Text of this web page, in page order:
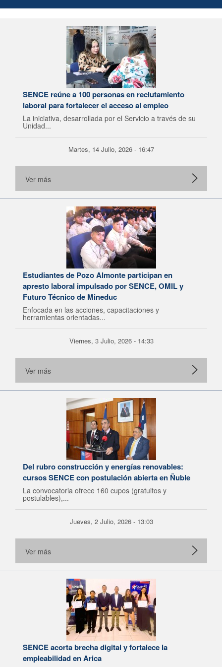
SENCE reúne a 100 personas en reclutamiento
laboral para fortalecer el acceso al empleo
La iniciativa, desarrollada por el Servicio a través de su
Unidad...
Martes, 14 Julio, 2026 - 16:47
Ver más
Estudiantes de Pozo Almonte participan en
apresto laboral impulsado por SENCE, OMIL y
Futuro Técnico de Mineduc
Enfocada en las acciones, capacitaciones y
herramientas orientadas...
Viernes, 3 Julio, 2026 - 14:33
Ver más
Del rubro construcción y energías renovables:
cursos SENCE con postulación abierta en Ñuble
La convocatoria ofrece 160 cupos (gratuitos y
postulables),...
Jueves, 2 Julio, 2026 - 13:03
Ver más
SENCE acorta brecha digital y fortalece la
empleabilidad en Arica